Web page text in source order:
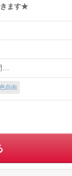
きます★
…
自由